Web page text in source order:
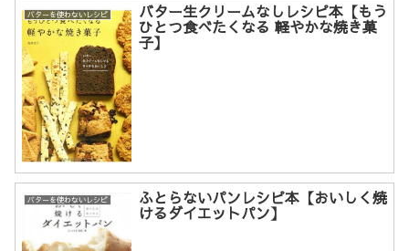
バターを使わないレシピ バター生クリームなしレシピ本【もう
ひとつ食べたくなる 軽やかな焼き菓
子】
バターを使わないレシピ ふとらないパンレシピ本【おいしく焼
けるダイエットパン】